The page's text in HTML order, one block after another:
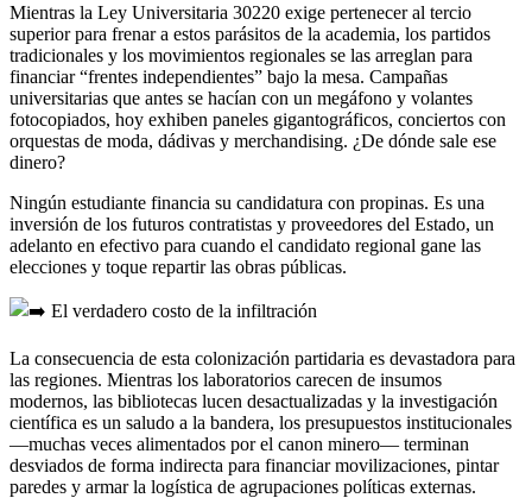
Mientras la Ley Universitaria 30220 exige pertenecer al tercio
superior para frenar a estos parásitos de la academia, los partidos
tradicionales y los movimientos regionales se las arreglan para
financiar “frentes independientes” bajo la mesa. Campañas
universitarias que antes se hacían con un megáfono y volantes
fotocopiados, hoy exhiben paneles gigantográficos, conciertos con
orquestas de moda, dádivas y merchandising. ¿De dónde sale ese
dinero?
Ningún estudiante financia su candidatura con propinas. Es una
inversión de los futuros contratistas y proveedores del Estado, un
adelanto en efectivo para cuando el candidato regional gane las
elecciones y toque repartir las obras públicas.
El verdadero costo de la infiltración
La consecuencia de esta colonización partidaria es devastadora para
las regiones. Mientras los laboratorios carecen de insumos
modernos, las bibliotecas lucen desactualizadas y la investigación
científica es un saludo a la bandera, los presupuestos institucionales
—muchas veces alimentados por el canon minero— terminan
desviados de forma indirecta para financiar movilizaciones, pintar
paredes y armar la logística de agrupaciones políticas externas.